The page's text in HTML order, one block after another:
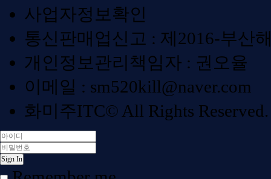
사업자정보확인
통신판매업신고 : 제2016-부산
개인정보관리책임자 : 권오율
이메일 : sm520kill@naver.com
화미주ITC© All Rights Reserved.
Sign In